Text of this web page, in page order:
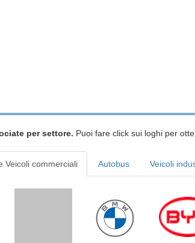
per settore. Puoi fare click sui loghi per
Veicoli commerciali Autobus Veicoli